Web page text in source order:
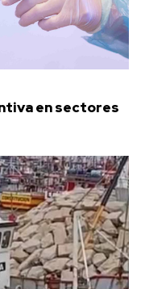
en sectores